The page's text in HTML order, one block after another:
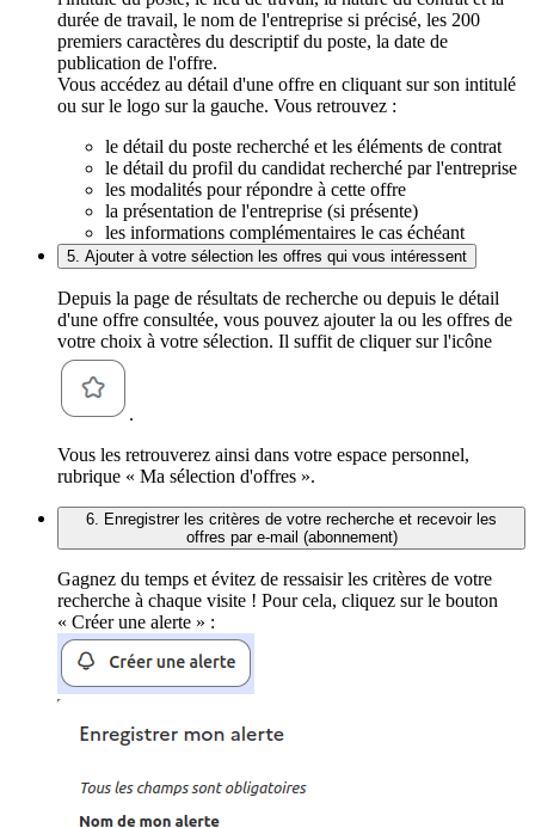
durée de travail, le nom de l'entreprise si précisé, les 200
premiers caractères du descriptif du poste, la date de
publication de l'offre.
Vous accédez au détail d'une offre en cliquant sur son intitulé
ou sur le logo sur la gauche. Vous retrouvez :
le détail du poste recherché et les éléments de contrat
le détail du profil du candidat recherché par l'entreprise
les modalités pour répondre à cette offre
la présentation de l'entreprise (si présente)
les informations complémentaires le cas échéant
5. Ajouter à votre sélection les offres qui vous intéressent
Depuis la page de résultats de recherche ou depuis le détail
d'une offre consultée, vous pouvez ajouter la ou les offres de
votre choix à votre sélection. Il suffit de cliquer sur l'icône
.
Vous les retrouverez ainsi dans votre espace personnel,
rubrique « Ma sélection d'offres ».
6. Enregistrer les critères de votre recherche et recevoir les
offres par e-mail (abonnement)
Gagnez du temps et évitez de ressaisir les critères de votre
recherche à chaque visite ! Pour cela, cliquez sur le bouton
« Créer une alerte » :